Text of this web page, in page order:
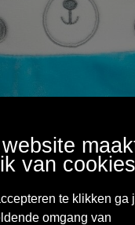
& gadgets
van cookies
te klikken ga
omgang van